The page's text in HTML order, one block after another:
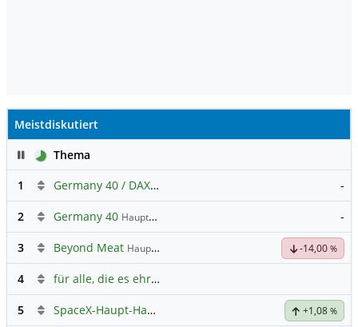
Meistdiskutiert
PauseThema
1
Germany 40 / DAX Prognose -
2 Germany 40 Hauptdiskussion -
3 Beyond Meat Hauptdiskussion -14,00 %
4 für alle, die es ehrlich meinen beim Traden.
5 SpaceX-Haupt-Hauptforum +1,08 %